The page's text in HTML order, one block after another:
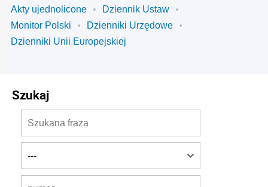
Akty ujednolicone
Dziennik Ustaw
Monitor Polski
Dzienniki Urzędowe
Dzienniki Unii Europejskiej
Szukaj